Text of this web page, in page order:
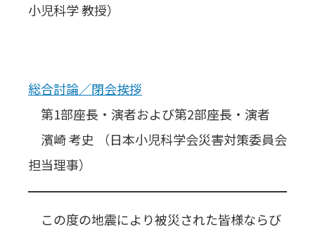
小児科学 教授）
総合討論／閉会挨拶
第1部座長・演者および第2部座長・演者
濱崎 考史 （日本小児科学会災害対策委員会
担当理事）
この度の地震により被災された皆様ならび